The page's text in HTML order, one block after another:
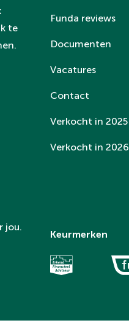
te
Funda reviews
Documenten
Vacatures
Contact
Verkocht in 2025
Verkocht in 2026
jou.
Keurmerken